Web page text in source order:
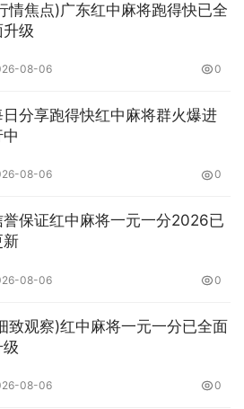
情焦点)广东红中麻将跑得快已全
升级
08-06 0
日分享跑得快红中麻将群火爆进
08-06 0
誉保证红中麻将一元一分2026已
新
08-06 0
致观察)红中麻将一元一分已全面
级
08-06 0